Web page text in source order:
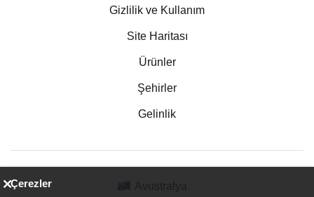
Gizlilik ve Kullanım
Site Haritası
Ürünler
Şehirler
Gelinlik
Çerezler